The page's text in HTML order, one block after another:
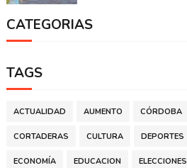
CATEGORIAS
TAGS
ACTUALIDAD AUMENTO CÓRDOBA
CORTADERAS CULTURA DEPORTES
ECONOMÍA EDUCACION ELECCIONES